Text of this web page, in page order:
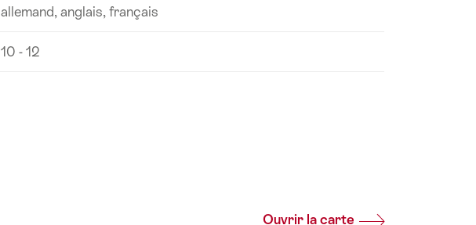
allemand, anglais, français
10 - 12
Ouvrir la carte